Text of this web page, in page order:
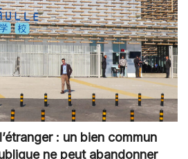
: un bien commun
ne peut abandonner